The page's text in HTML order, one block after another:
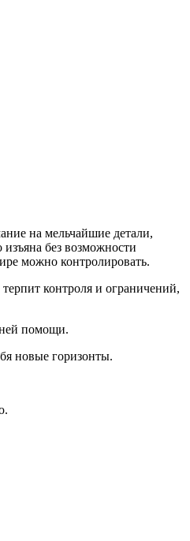
на мельчайшие детали,
без возможности
можно контролировать.
контроля и ограничений,
помощи.
новые горизонты.